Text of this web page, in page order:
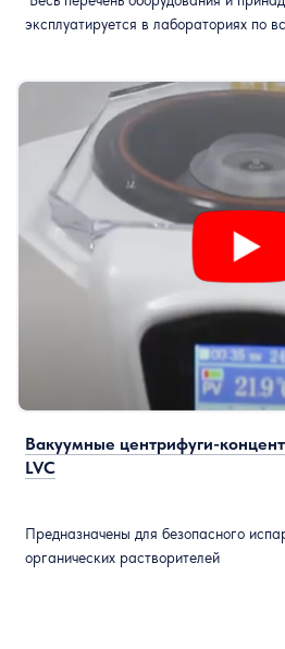
эксплуатируется в лабораториях по
Вакуумные центрифуги-
LVC
Предназначены для безопасного
органических растворителей